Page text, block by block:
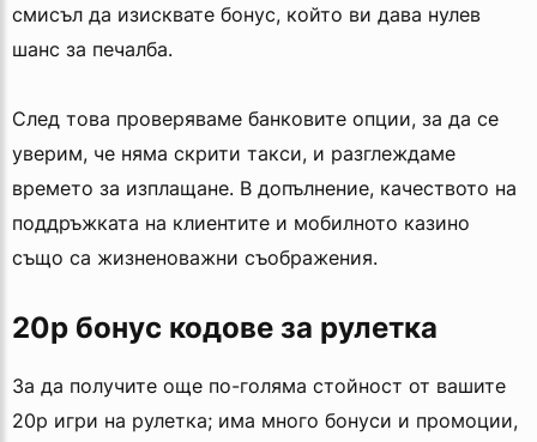
смисъл да изисквате бонус, който ви дава нулев
шанс за печалба.
След това проверяваме банковите опции, за да се
уверим, че няма скрити такси, и разглеждаме
времето за изплащане. В допълнение, качеството на
поддръжката на клиентите и мобилното казино
също са жизненоважни съображения.
20p бонус кодове за рулетка
За да получите още по-голяма стойност от вашите
20p игри на рулетка; има много бонуси и промоции,